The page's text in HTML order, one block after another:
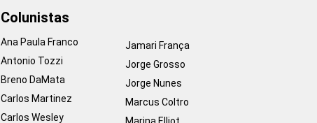
Colunistas
Ana Paula Franco
Antonio Tozzi
Breno DaMata
Carlos Martinez
Carlos Wesley
Jamari França
Jorge Grosso
Jorge Nunes
Marcus Coltro